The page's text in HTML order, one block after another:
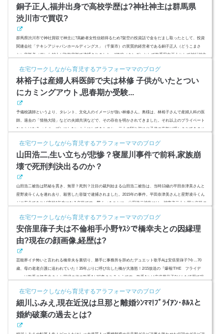
8）には義理姉になり...
銅子正人,福井出身で高校学歴は?神社神主は群馬県
渋川市で買収?
群馬県渋川市で神社買収で神主に?高齢者女性信頼得るため?架空の投資話で金をだまし取ったとして、投資
関連会社「テキシアジャパンホールディングス」（千葉市）の実質的経営者である銅子正人（どうこまさ
と）容疑者（41）ら10人が詐欺容疑で逮捕されました。KING（キング）として歌手田中正人として神社神主
ア』実質経営者は投資家で歌手（KING）で神社神主（田中正人）? (adsbygoogle = window.adsbygoogle || ).pu
sh({ ...
在宅ワークしながら育児するアラフォーママのブログ
林裕子は産婦人科医師で夫は林修 子供がいたとつい
にカミングアウト,思春期か受験...
予備校講師というより、タレント、文化人のイメージが強い林修さん。奥様は、林裕子さんで産婦人科の医
師。過去の「情熱大陸」などの夫婦共演などで、その存在を明かされてきました。それ以上のプライベート
なことはなるべくオープンにしないようにしてきたのか、二人の馴れ初めや子供の有無は明かされてきませ
gle = window.adsbygoogle || ).push({});林裕子は産婦人科医師で夫は林修出典：http://yunknown.com/出典：http://
yunk...
在宅ワークしながら育児するアラフォーママのブログ
山田浩二,生い立ちが悲惨？寝屋川事件で前科,家族崩
壊で死刑判決出るのか？
山田浩二被告は黙秘を貫き、無罪？死刑？注目の裁判始まる山田浩二被告は、当時13歳の平田奈津美さんと
星野凌斗くんを連れ去り、殺害した容疑で逮捕されました。2015年の事件。平田奈津美さんと星野凌斗くん
がご存命であれば高校1年生になる年齢です。驚くべきことに、山田浩二被告には、被害者二人と同じ年齢の
= window.adsbygoogle || ).push({ google_ad_client: "ca-pub-4735429620646332", ...
在宅ワークしながら育児するアラフォーママのブログ
安倍里葎子夫は不倫相手小野ﾔｽｼで橋幸夫との因縁理
由?現在の顔画像,経歴は?
芸能界イチ怖いと言われる橋幸夫を裏切り、勝手に事務所を辞めたデュエット歌手Aは安倍里葎子?今…70
歳、母の老老介護に追われていた！35年ぶりに呼び出した橋が大激怒！2/15放送の『爆報!THE フライデ
ー』は歌手の橋幸夫さんと因縁の仲の歌手Aが特集されるようです。歌手Aとは安倍里葎子?どんな経歴で現
ble_page_level_ads: true });スポンサーリンク(adsbygoogle = window.adsby...
在宅ワークしながら育児するアラフォーママのブログ
細川ふみえ,現在近況は旦那と離婚ｼﾝﾏﾏ!ﾌﾞﾗｲｱﾝ･ﾎﾙｽと
婚約破棄の過去とは?